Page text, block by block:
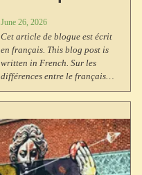
June 26, 2026
Cet article de blogue est écrit
en français. This blog post is
written in French. Sur les
différences entre le français
québécois et le français
européen, l'histoire linguistique
sacres québécois comme acte de
rébellion contre l'Église
catholique, et le michif, la
langue mixte des Métis avec ses